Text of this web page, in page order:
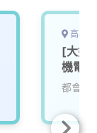
高雄
[大好
機電
都會生